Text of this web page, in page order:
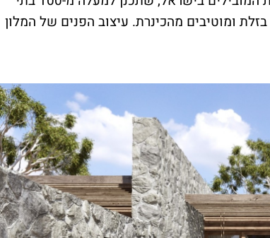
בזלת ומוטיבים מהכינרת. עיצוב הפנים של המלון